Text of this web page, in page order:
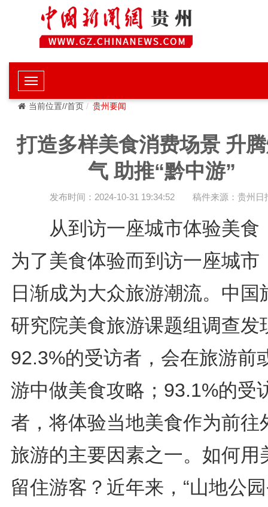
当前位置//首页 贵州要闻
打造多样美食消费场景 升
气 助推“黔中游”
发布时间：2024-10-31 19:34:52 稿件来源：贵州日
从到访一座城市体验美食
为了美食体验而到访一座城市
日渐成为大众旅游潮流。中国
研究院美食旅游课题组调查发
92.3%的受访者，会在旅游前
游中做美食攻略；93.1%的受
者，将体验当地美食作为前往
旅游的主要因素之一。如何用
留住游客？近年来，“山地公